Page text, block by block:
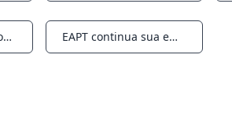
Industry Insiders: Conheça a gerente geral do WPT at Sea, Andrea DiBattista Notifications EAPT continua sua emocionante turnê de 2024 com parada em Madri